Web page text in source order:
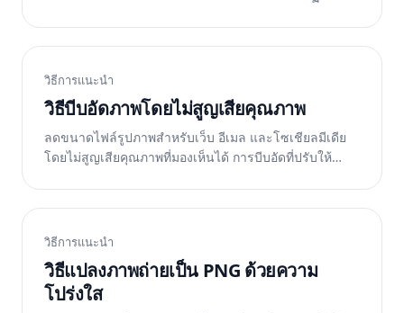
วิธีการแนะนำ
วิธีบีบอัดภาพโดยไม่สูญเสียคุณภาพ
ลดขนาดไฟล์รูปภาพสำหรับเว็บ อีเมล และโซเชียลมีเดีย
โดยไม่สูญเสียคุณภาพที่มองเห็นได้ การบีบอัดที่ปรับให้
วิธีการแนะนำ
วิธีแปลงภาพถ่ายเป็น PNG ด้วยความ
โปร่งใส